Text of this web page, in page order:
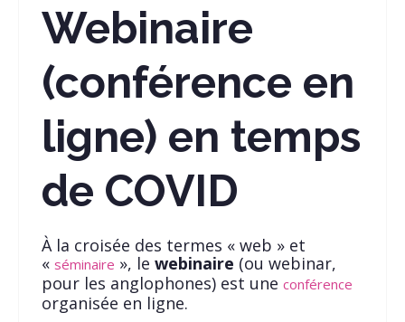
Webinaire
(conférence en
ligne) en temps
de COVID
À la croisée des termes « web » et
« séminaire », le webinaire (ou webinar,
pour les anglophones) est une conférence
organisée en ligne.